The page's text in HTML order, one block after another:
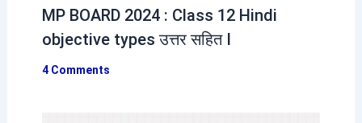
MP BOARD 2024 : Class 12 Hindi
objective types उत्तर सहित I
4 Comments